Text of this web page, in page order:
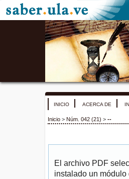
INICIO ACERCA DE
Inicio > Núm. 042 (21) > --
El archivo PDF
instalado un